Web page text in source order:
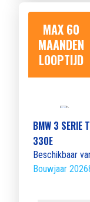
MAX 60
MAANDEN
LOOPTIJD
BMW 3 SERIE
330E
Beschikbaar
Bouwjaar 2026